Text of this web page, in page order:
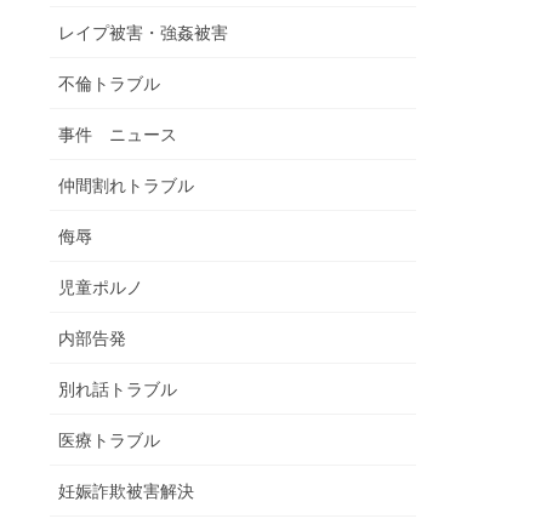
レイプ被害・強姦被害
不倫トラブル
事件 ニュース
仲間割れトラブル
侮辱
児童ポルノ
内部告発
別れ話トラブル
医療トラブル
妊娠詐欺被害解決